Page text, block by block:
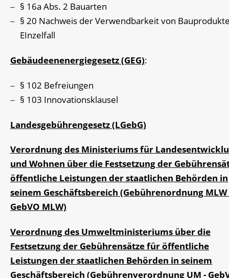
§ 16a Abs. 2 Bauarten
§ 20 Nachweis der Verwendbarkeit von
EInzelfall
Gebäudeenenergiegesetz (GEG):
§ 102 Befreiungen
§ 103 Innovationsklausel
Landesgebührengesetz (LGebG)
Verordnung des Ministeriums für
und Wohnen über die Festsetzung der
öffentliche Leistungen der staatlichen Behörden in
seinem Geschäftsbereich (Gebührenordnung MLW
GebVO MLW)
Verordnung des Umweltministeriums über die
Festsetzung der Gebührensätze für öffentliche
Leistungen der staatlichen Behörden in seinem
Geschäftsbereich (Gebührenverordnung UM -